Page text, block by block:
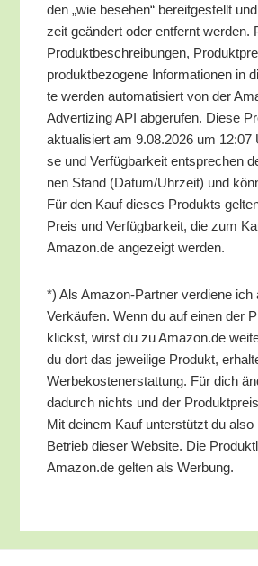
den „wie bese­hen“ bereit­ge­stellt
zeit geän­dert oder ent­fernt wer­den.
Pro­dukt­be­schrei­bun­gen,
pro­dukt­be­zo­ge­ne Infor­ma­tio­nen in
te wer­den auto­ma­ti­siert von der
Adver­tiz­ing API abge­ru­fen. Die­se
aktua­li­siert am 9.08.2026 um
se und Ver­füg­bar­keit ent­spre­chen
nen Stand (Datum/​Uhrzeit) und
Für den Kauf die­ses Pro­dukts
Preis und Ver­füg­bar­keit, die zum
Amazon.de ange­zeigt werden.
*) Als Ama­zon-Part­ner ver­die­ne ich
Ver­käu­fen. Wenn du auf einen der
klickst, wirst du zu Amazon.de
du dort das jewei­li­ge Pro­dukt,
Wer­be­kos­ten­er­stat­tung. Für dich
dadurch nichts und der
Mit dei­nem Kauf unter­stützt du also
Betrieb die­ser Web­site. Die
Amazon.de gel­ten als Werbung.